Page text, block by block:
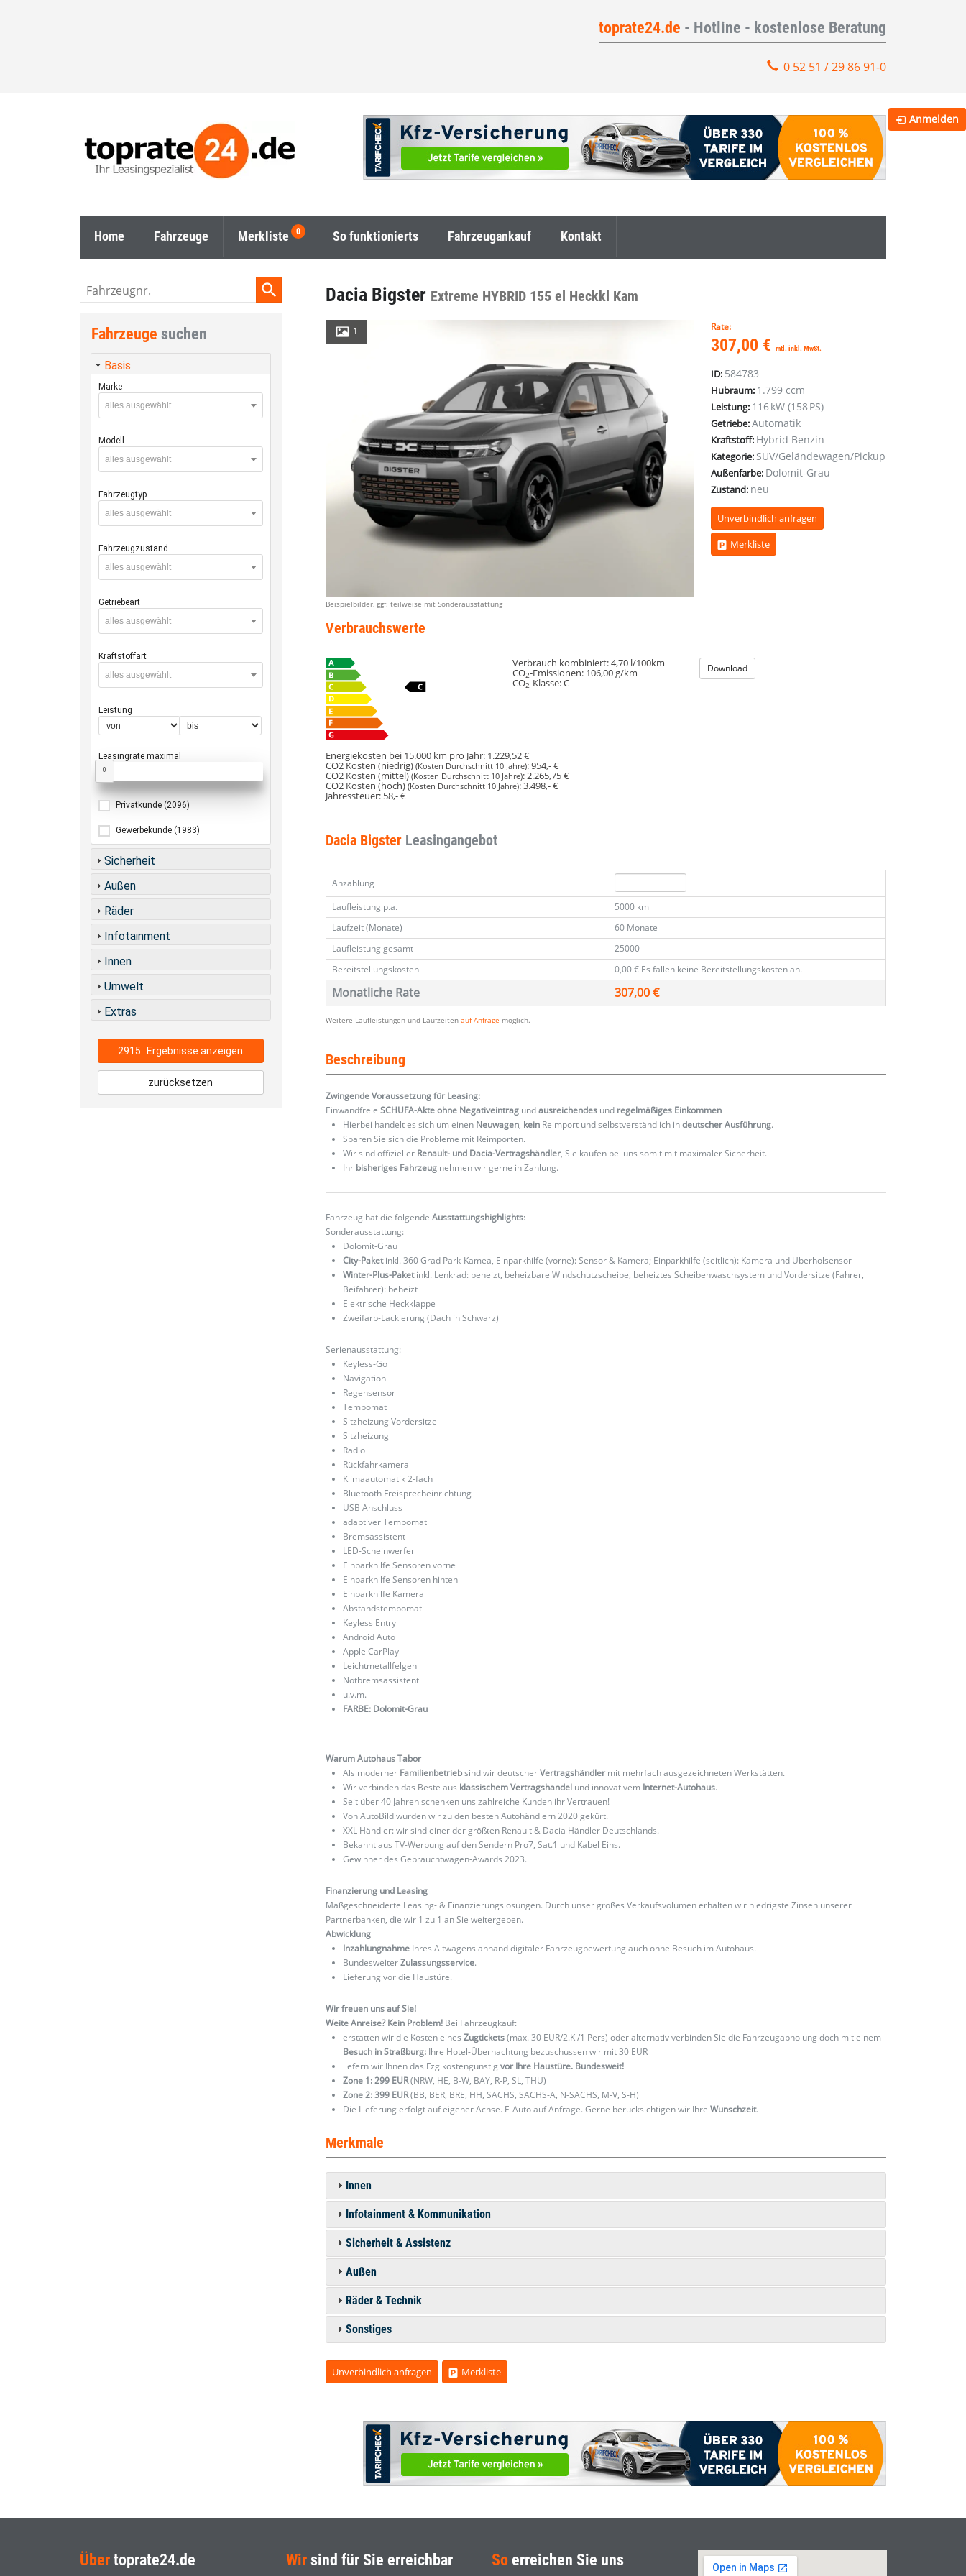
toprate24.de - Hotline - kostenlose Beratung
0 52 51 / 29 86 91-0
Home Fahrzeuge Merkliste So funktionierts Fahrzeugankauf Kontakt
Dacia Bigster Extreme HYBRID 155 el Heckkl Kam
1
Beispielbilder, ggf. teilweise mit Sonderausstattung
Rate:
307,00 € mtl. inkl. MwSt.
ID: 584783
Hubraum: 1.799 ccm
Leistung: 116 kW (158 PS)
Getriebe:Automatik
Kraftstoff: Hybrid Benzin
Kategorie: SUV/Geländewagen/Pickup
Außenfarbe: Dolomit-Grau
Zustand: neu
Unverbindlich anfragen
Merkliste
Verbrauchswerte
Verbrauch kombiniert:4,70 l/100km
CO2-Emissionen: 106,00 g/km
CO2-Klasse:C
Download
Energiekosten bei 15.000 km pro Jahr: 1.229,52 €
CO2 Kosten (niedrig)(Kosten Durchschnitt 10 Jahre):954,- €
CO2 Kosten (mittel)(Kosten Durchschnitt 10 Jahre):2.265,75 €
CO2 Kosten (hoch)(Kosten Durchschnitt 10 Jahre):3.498,- €
Jahressteuer: 58,- €
Dacia Bigster Leasingangebot
Anzahlung
Laufleistung p.a.
5000 km
Laufzeit (Monate)
60 Monate
Laufleistung gesamt
25000
Bereitstellungskosten
0,00 € Es fallen keine Bereitstellungskosten an.
Monatliche Rate 307,00 €
Weitere Laufleistungen und Laufzeitenauf Anfrage möglich.
Beschreibung
Zwingende Voraussetzung für Leasing:
EinwandfreieSCHUFA-Akte ohne Negativeintrag undausreichendes und regelmäßiges Einkommen
Hierbei handelt es sich um einen Neuwagen, kein Reimport und selbstverständlich indeutscher Ausführung.
Sparen Sie sich die Probleme mit Reimporten.
Wir sind offizieller Renault- und Dacia-Vertragshändler, Sie kaufen bei uns somit mit maximaler Sicherheit.
Ihr bisheriges Fahrzeug nehmen wir gerne in Zahlung.
Fahrzeug hat die folgendeAusstattungshighlights:
Sonderausstattung:
Dolomit-Grau
City-Paketinkl. 360 Grad Park-Kamea, Einparkhilfe (vorne): Sensor & Kamera; Einparkhilfe (seitlich): Kamera und Überholsensor
Winter-Plus-Paketinkl. Lenkrad: beheizt, beheizbare Windschutzscheibe, beheiztes Scheibenwaschsystem und Vordersitze (Fahrer,
Beifahrer): beheizt
Elektrische Heckklappe
Zweifarb-Lackierung (Dach in Schwarz)
Serienausstattung:
Keyless-Go
Navigation
Regensensor
Tempomat
Sitzheizung Vordersitze
Sitzheizung
Radio
Rückfahrkamera
Klimaautomatik 2-fach
Bluetooth Freisprecheinrichtung
USB Anschluss
adaptiver Tempomat
Bremsassistent
LED-Scheinwerfer
Einparkhilfe Sensoren vorne
Einparkhilfe Sensoren hinten
Einparkhilfe Kamera
Abstandstempomat
Keyless Entry
Android Auto
Apple CarPlay
Leichtmetallfelgen
Notbremsassistent
u.v.m.
FARBE: Dolomit-Grau
Warum Autohaus Tabor
Als moderner Familienbetriebsind wir deutscherVertragshändler mit mehrfach ausgezeichneten Werkstätten.
Wir verbinden das Beste aus klassischem Vertragshandel und innovativem Internet-Autohaus.
Seit über 40 Jahren schenken uns zahlreiche Kunden ihr Vertrauen!
Von AutoBild wurden wir zu den besten Autohändlern 2020 gekürt.
XXL Händler: wir sind einer der größten Renault & Dacia Händler Deutschlands.
Bekannt aus TV-Werbung auf den Sendern Pro7, Sat.1 und Kabel Eins.
Gewinner des Gebrauchtwagen-Awards 2023.
Finanzierung und Leasing
Maßgeschneiderte Leasing- & Finanzierungslösungen. Durch unser großes Verkaufsvolumen erhalten wir niedrigste Zinsen unserer
Partnerbanken, die wir 1 zu 1 an Sie weitergeben.
Abwicklung
Inzahlungnahme Ihres Altwagens anhand digitaler Fahrzeugbewertung auch ohne Besuch im Autohaus.
BundesweiterZulassungsservice.
Lieferung vor die Haustüre.
Wir freuen uns auf Sie!
Weite Anreise? Kein Problem! Bei Fahrzeugkauf:
erstatten wir die Kosten einesZugtickets(max. 30 EUR/2.Kl/1 Pers) oder alternativ verbinden Sie die Fahrzeugabholung doch mit einem
Besuch in Straßburg: Ihre Hotel-Übernachtung bezuschussen wir mit 30 EUR
liefern wir Ihnen das Fzg kostengünstigvor Ihre Haustüre. Bundesweit!
Zone 1: 299 EUR(NRW, HE, B-W, BAY, R-P, SL, THÜ)
Zone 2: 399 EUR(BB, BER, BRE, HH, SACHS, SACHS-A, N-SACHS, M-V, S-H)
Die Lieferung erfolgt auf eigener Achse. E-Auto auf Anfrage. Gerne berücksichtigen wir IhreWunschzeit.
Merkmale
Innen
Infotainment & Kommunikation
Sicherheit & Assistenz
Außen
Räder & Technik
Sonstiges
Unverbindlich anfragen Merkliste
Fahrzeugnr.
Fahrzeuge suchen
Basis
Marke
alles ausgewählt
Modell
alles ausgewählt
Fahrzeugtyp
alles ausgewählt
Fahrzeugzustand
alles ausgewählt
Getriebeart
alles ausgewählt
Kraftstoffart
alles ausgewählt
Leistung
Leasingrate maximal
0
Privatkunde (2096)
Gewerbekunde (1983)
Sicherheit
Außen
Räder
Infotainment
Innen
Umwelt
Extras
2915 Ergebnisse anzeigen
zurücksetzen
Anmelden
Über toprate24.de Wirsind für Sie erreichbar So erreichen Sie uns